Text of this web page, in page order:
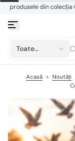
Sari la conținut
din colecția
Toate
Acasă > Noutăți